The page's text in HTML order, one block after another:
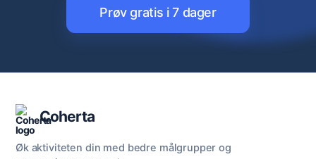
Prøv gratis i 7 dager
Coherta
Øk aktiviteten din med bedre målgrupper og